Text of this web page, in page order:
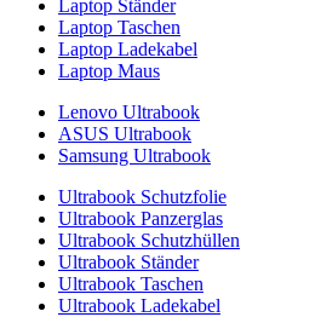
Laptop Ständer
Laptop Taschen
Laptop Ladekabel
Laptop Maus
Lenovo Ultrabook
ASUS Ultrabook
Samsung Ultrabook
Ultrabook Schutzfolie
Ultrabook Panzerglas
Ultrabook Schutzhüllen
Ultrabook Ständer
Ultrabook Taschen
Ultrabook Ladekabel